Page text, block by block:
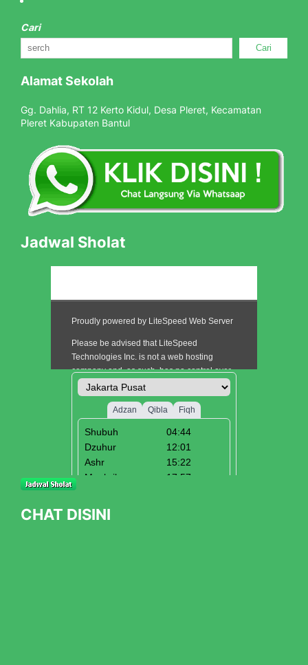
Cari
Cari
Alamat Sekolah
Gg. Dahlia, RT 12 Kerto Kidul, Desa Pleret, Kecamatan
Pleret Kabupaten Bantul
Jadwal Sholat
CHAT DISINI